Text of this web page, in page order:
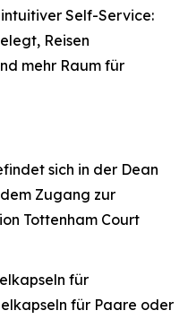
Self-Service:
Reisen
mehr Raum für
sich in der Dean
Zugang zur
Tottenham Court
für
für Paare oder